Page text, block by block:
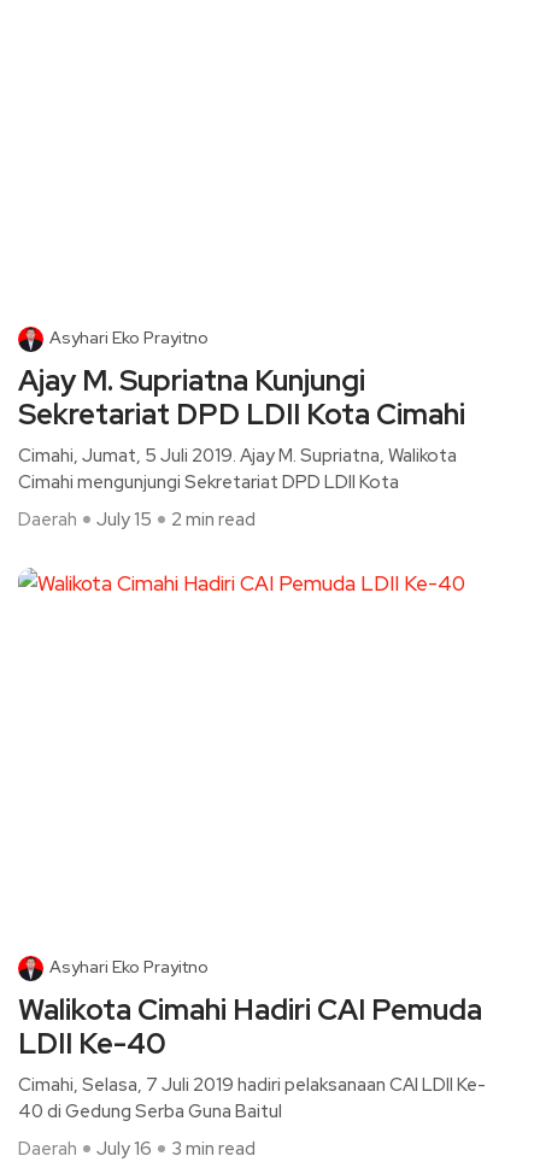
Asyhari Eko Prayitno
Ajay M. Supriatna Kunjungi
Sekretariat DPD LDII Kota Cimahi
Cimahi, Jumat, 5 Juli 2019. Ajay M. Supriatna, Walikota
Cimahi mengunjungi Sekretariat DPD LDII Kota
Daerah
July 15 2 min read
Asyhari Eko Prayitno
Walikota Cimahi Hadiri CAI Pemuda
LDII Ke-40
Cimahi, Selasa, 7 Juli 2019 hadiri pelaksanaan CAI LDII Ke-
40 di Gedung Serba Guna Baitul
Daerah
July 16 3 min read